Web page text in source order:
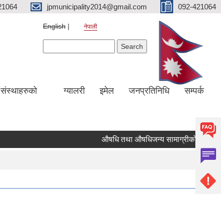
jpmunicipality2014@gmail.com 092-421064
English नेपाली
संस्थाहरुको ग्यालरी इमेल जनप्रतिनिधि सम्पर्क
औषधि तथा औषधिजन्य सामाग्रीको दररेट